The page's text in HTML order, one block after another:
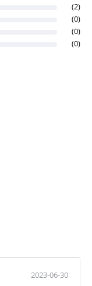
(2)
(0)
(0)
(0)
2023-06-30